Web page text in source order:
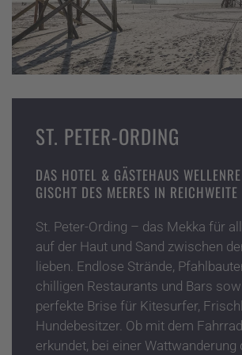
ST. PETER-ORDING
DAS HOTEL & GÄSTEHAUS
GISCHT DES MEERES IN REICHWEITE
St. Peter-Ording – das Mekka für
auf der Haut und Sand zwischen
lieben. Endlose Strände,
chilligen Restaurants und Bars
perfekte Brise für Kitesurfer,
Hundebesitzer. Ob mit dem
erkundet, bei einer Wattwanderung